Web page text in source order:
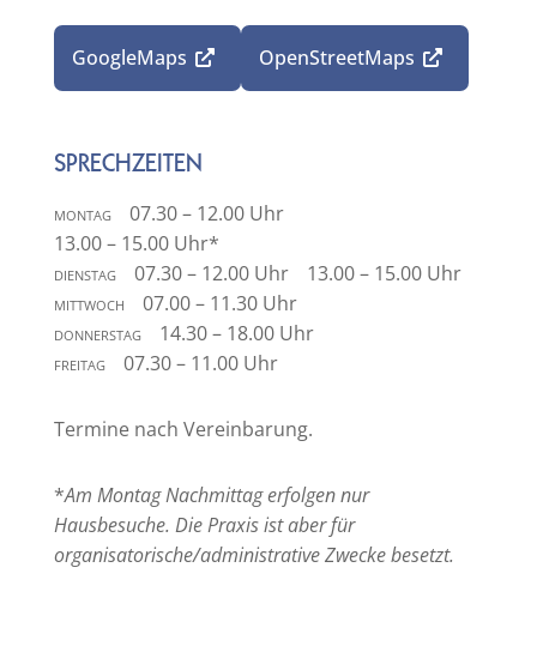
GoogleMaps OpenStreetMaps
SPRECHZEITEN
montag
07.30 – 12.00 Uhr
13.00 – 15.00 Uhr*
dienstag
07.30 – 12.00 Uhr
13.00 – 15.00 Uhr
mittwoch
07.00 – 11.30 Uhr
donnerstag
14.30 – 18.00 Uhr
freitag
07.30 – 11.00 Uhr
Termine nach Vereinbarung.
*Am Montag Nachmittag erfolgen nur
Hausbesuche. Die Praxis ist aber für
organisatorische/administrative Zwecke besetzt.